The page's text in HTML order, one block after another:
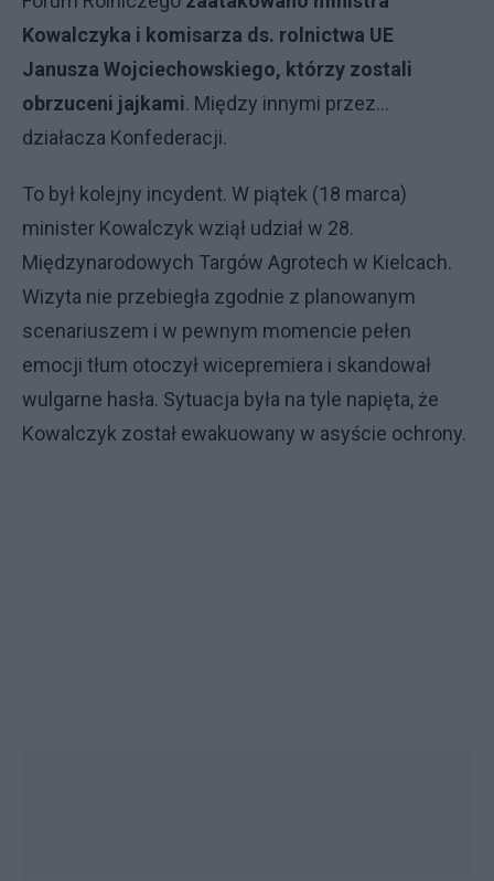
Kowalczyka i komisarza ds. rolnictwa UE
Janusza Wojciechowskiego, którzy zostali
obrzuceni jajkami. Między innymi przez…
działacza Konfederacji.
To był kolejny incydent. W piątek (18 marca)
minister Kowalczyk wziął udział w 28.
Międzynarodowych Targów Agrotech w Kielcach.
Wizyta nie przebiegła zgodnie z planowanym
scenariuszem i w pewnym momencie pełen
emocji tłum otoczył wicepremiera i skandował
wulgarne hasła. Sytuacja była na tyle napięta, że
Kowalczyk został ewakuowany w asyście ochrony.